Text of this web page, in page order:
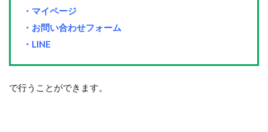
・マイページ
・お問い合わせフォーム
・LINE
で行うことができます。